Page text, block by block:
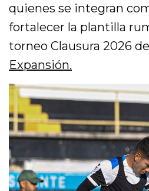
quienes se integran
fortalecer la plantilla
torneo Clausura 2026
Expansión.